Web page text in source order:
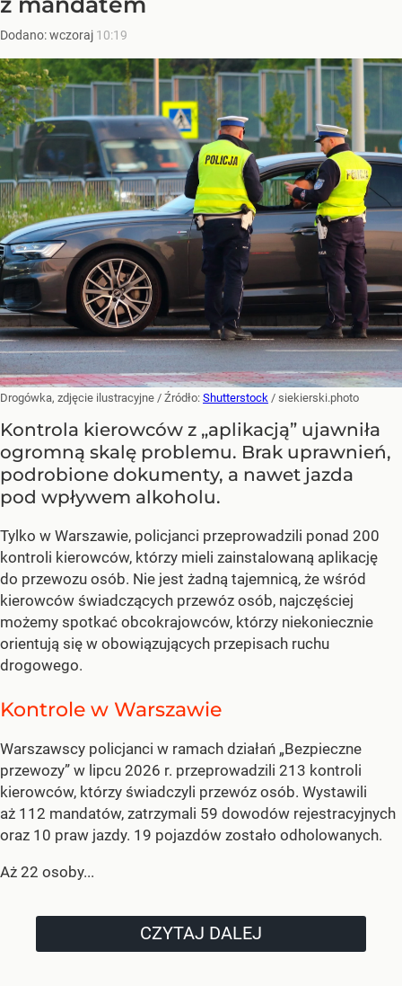
Dodano:wczoraj 10:19
Drogówka, zdjęcie ilustracyjne / Źródło: Shutterstock / siekierski.photo
Kontrola kierowców z „aplikacją” ujawniła
ogromną skalę problemu. Brak uprawnień,
podrobione dokumenty, a nawet jazda
pod wpływem alkoholu.
Tylko w Warszawie, policjanci przeprowadzili ponad 200
kontroli kierowców, którzy mieli zainstalowaną aplikację
do przewozu osób. Nie jest żadną tajemnicą, że wśród
kierowców świadczących przewóz osób, najczęściej
możemy spotkać obcokrajowców, którzy niekoniecznie
orientują się w obowiązujących przepisach ruchu
drogowego.
Kontrole w Warszawie
Warszawscy policjanci w ramach działań „Bezpieczne
przewozy” w lipcu 2026 r. przeprowadzili 213 kontroli
kierowców, którzy świadczyli przewóz osób. Wystawili
aż 112 mandatów, zatrzymali 59 dowodów rejestracyjnych
oraz 10 praw jazdy. 19 pojazdów zostało odholowanych.
Aż 22 osoby...
CZYTAJ DALEJ